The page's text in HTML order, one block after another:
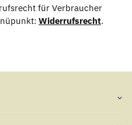
für Verbraucher
Widerrufsrecht.